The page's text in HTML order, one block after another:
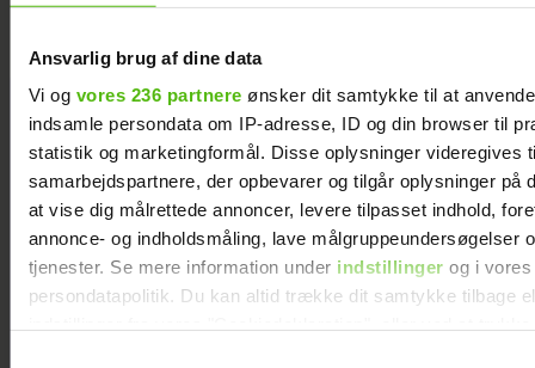
Ansvarlig brug af dine data
Vi og vores 236 partnere ønsker dit samtykke til at
indsamle persondata om IP-adresse, ID og din browser til
statistik og marketingformål. Disse oplysninger videregives
samarbejdspartnere, der opbevarer og tilgår oplysninger på
at vise dig målrettede annoncer, levere tilpasset indhold,
annonce- og indholdsmåling, lave målgruppeundersøgelser
tjenester. Se mere information under indstillinger og i vores
persondatapolitik. Du kan altid trække dit samtykke tilbage